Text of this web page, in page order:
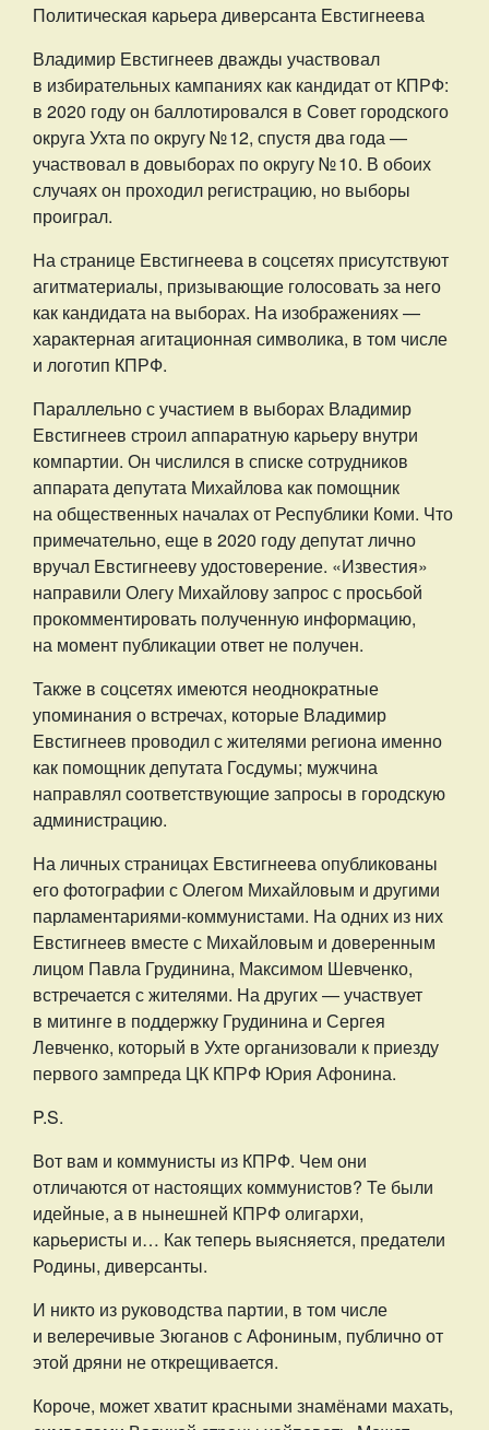
Политическая карьера диверсанта Евстигнеева
Владимир Евстигнеев дважды участвовал
в избирательных кампаниях как кандидат от КПРФ:
в 2020 году он баллотировался в Совет городского
округа Ухта по округу № 12, спустя два года —
участвовал в довыборах по округу № 10. В обоих
случаях он проходил регистрацию, но выборы
проиграл.
На странице Евстигнеева в соцсетях присутствуют
агитматериалы, призывающие голосовать за него
как кандидата на выборах. На изображениях —
характерная агитационная символика, в том числе
и логотип КПРФ.
Параллельно с участием в выборах Владимир
Евстигнеев строил аппаратную карьеру внутри
компартии. Он числился в списке сотрудников
аппарата депутата Михайлова как помощник
на общественных началах от Республики Коми. Что
примечательно, еще в 2020 году депутат лично
вручал Евстигнееву удостоверение. «Известия»
направили Олегу Михайлову запрос с просьбой
прокомментировать полученную информацию,
на момент публикации ответ не получен.
Также в соцсетях имеются неоднократные
упоминания о встречах, которые Владимир
Евстигнеев проводил с жителями региона именно
как помощник депутата Госдумы; мужчина
направлял соответствующие запросы в городскую
администрацию.
На личных страницах Евстигнеева опубликованы
его фотографии с Олегом Михайловым и другими
парламентариями-коммунистами. На одних из них
Евстигнеев вместе с Михайловым и доверенным
лицом Павла Грудинина, Максимом Шевченко,
встречается с жителями. На других — участвует
в митинге в поддержку Грудинина и Сергея
Левченко, который в Ухте организовали к приезду
первого зампреда ЦК КПРФ Юрия Афонина.
P.S.
Вот вам и коммунисты из КПРФ. Чем они
отличаются от настоящих коммунистов? Те были
идейные, а в нынешней КПРФ олигархи,
карьеристы и… Как теперь выясняется, предатели
Родины, диверсанты.
И никто из руководства партии, в том числе
и велеречивые Зюганов с Афониным, публично от
этой дряни не открещивается.
Короче, может хватит красными знамёнами махать,